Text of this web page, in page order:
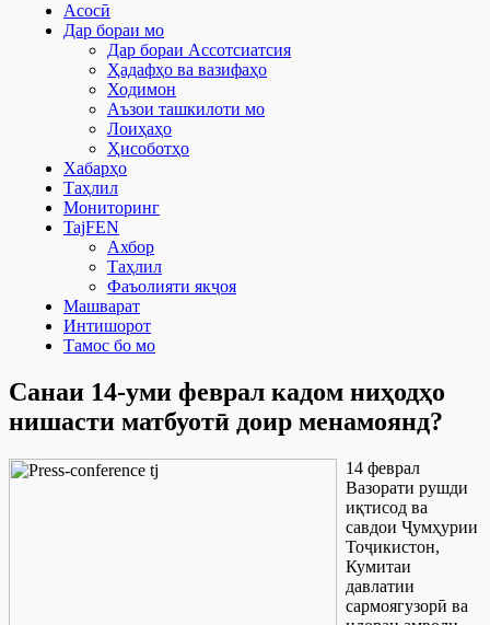
Асосӣ
Дар бораи мо
Дар бораи Ассотсиатсия
Ҳадафҳо ва вазифаҳо
Ходимон
Аъзои ташкилоти мо
Лоиҳаҳо
Ҳисоботҳо
Хабарҳо
Таҳлил
Мониторинг
TajFEN
Ахбор
Таҳлил
Фаъолияти якҷоя
Машварат
Интишорот
Тамос бо мо
Санаи 14-уми феврал кадом ниҳодҳо
нишасти матбуотӣ доир менамоянд?
14 феврал
Вазорати рушди
иқтисод ва
савдои Ҷумҳурии
Тоҷикистон,
Кумитаи
давлатии
сармоягузорӣ ва